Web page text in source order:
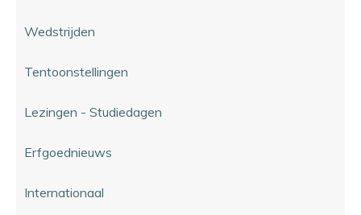
Wedstrijden
Tentoonstellingen
Lezingen - Studiedagen
Erfgoednieuws
Internationaal